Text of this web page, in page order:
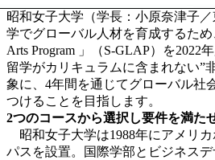
昭和女子大学（学長：小原奈津子
学でグローバル人材を育成するため
Arts Program 」（S-GLAP）を2022
留学がカリキュラムに含まれない”
象に、4年間を通じてグローバル社
つけることを目指します。
2つのコースから選択し要件を満た
昭和女子大学は1988年にアメリ
パスを設置。国際学部とビジネス